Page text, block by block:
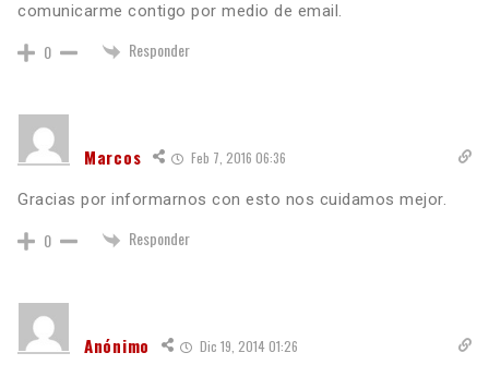
comunicarme contigo por medio de email.
0 Responder
Marcos Feb 7, 2016 06:36
Gracias por informarnos con esto nos cuidamos mejor.
0 Responder
Anónimo Dic 19, 2014 01:26